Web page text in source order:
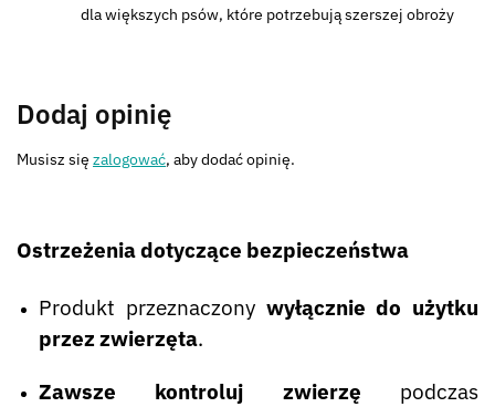
dla większych psów, które potrzebują szerszej obroży
Dodaj opinię
Musisz się zalogować, aby dodać opinię.
Ostrzeżenia dotyczące bezpieczeństwa
Produkt przeznaczony wyłącznie do użytku
przez zwierzęta.
Zawsze kontroluj zwierzę podczas